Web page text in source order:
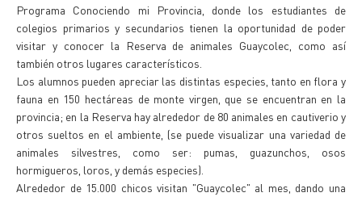
Programa Conociendo mi Provincia, donde los estudiantes de
colegios primarios y secundarios tienen la oportunidad de poder
visitar y conocer la Reserva de animales Guaycolec, como así
también otros lugares característicos.
Los alumnos pueden apreciar las distintas especies, tanto en flora y
fauna en 150 hectáreas de monte virgen, que se encuentran en la
provincia; en la Reserva hay alrededor de 80 animales en cautiverio y
otros sueltos en el ambiente, (se puede visualizar una variedad de
animales silvestres, como ser: pumas, guazunchos, osos
hormigueros, loros, y demás especies).
Alrededor de 15.000 chicos visitan "Guaycolec" al mes, dando una